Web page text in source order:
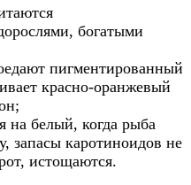
богатыми
пигментированный
красно-оранжевый
на белый, когда рыба
запасы каротиноидов не
истощаются.